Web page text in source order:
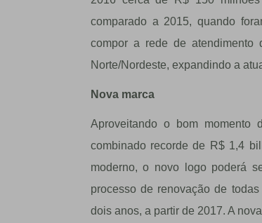
comparado a 2015, quando
compor a rede de atendimento
Norte/Nordeste, expandindo a
Nova marca
Aproveitando o bom momento
combinado recorde de R$ 1,4
moderno, o novo logo poderá
processo de renovação de
dois anos, a partir de 2017. A